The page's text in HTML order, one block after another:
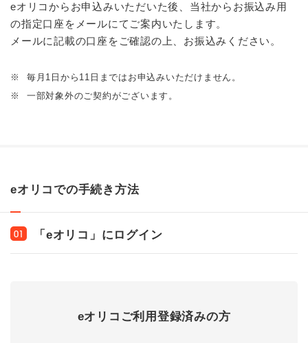
eオリコからお申込みいただいた後、当社からお振込み用
の指定口座をメールにてご案内いたします。
メールに記載の口座をご確認の上、お振込みください。
※
毎月1日から11日まではお申込みいただけません。
※
一部対象外のご契約がございます。
eオリコでの手続き方法
01 「eオリコ」にログイン
eオリコご利用登録済みの方